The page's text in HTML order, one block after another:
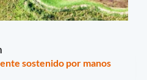
sostenido por manos